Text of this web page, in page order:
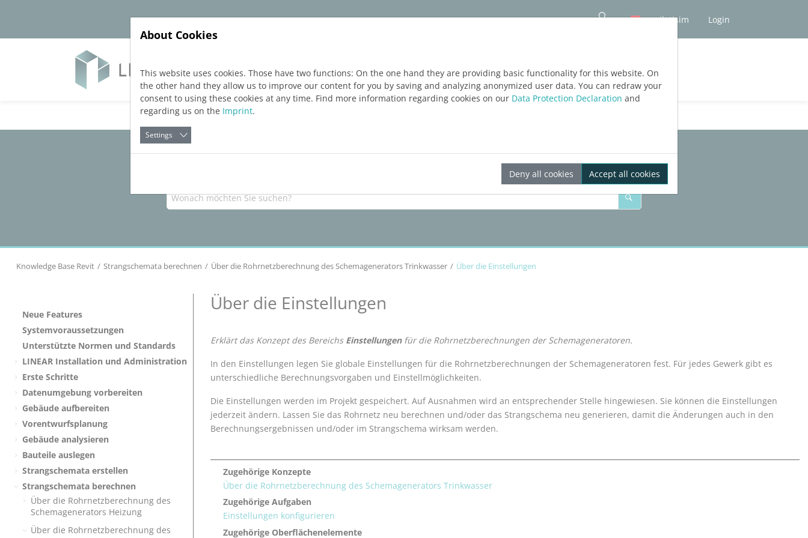
iletişim
Login
Yazılım Servisler Blog ÜCRETSIZ DENEME
Knowledge Base Revit Strangschemata berechnen Über die Rohrnetzberechnung des Schemagenerators Trinkwasser Über die Einstellungen
Neue Features
Systemvoraussetzungen
Unterstützte Normen und Standards
LINEAR Installation und Administration
Erste Schritte
Datenumgebung vorbereiten
Gebäude aufbereiten
Vorentwurfsplanung
Gebäude analysieren
Bauteile auslegen
Strangschemata erstellen
Strangschemata berechnen
Über die Rohrnetzberechnung des
Schemagenerators Heizung
Über die Rohrnetzberechnung des
Über die Einstellungen
Erklärt das Konzept des Bereichs Einstellungenfür die Rohrnetzberechnungen der Schemageneratoren.
In den Einstellungen legen Sie globale Einstellungen für die Rohrnetzberechnungen der Schemageneratoren fest. Für jedes Gewerk gibt es
unterschiedliche Berechnungsvorgaben und Einstellmöglichkeiten.
Die Einstellungen werden im Projekt gespeichert. Auf Ausnahmen wird an entsprechender Stelle hingewiesen. Sie können die Einstellungen
jederzeit ändern. Lassen Sie das Rohrnetz neu berechnen und/oder das Strangschema neu generieren, damit die Änderungen auch in den
Berechnungsergebnissen und/oder im Strangschema wirksam werden.
Zugehörige Konzepte
Über die Rohrnetzberechnung des Schemagenerators Trinkwasser
Zugehörige Aufgaben
Einstellungen konfigurieren
Zugehörige Oberflächenelemente
About Cookies
This website uses cookies. Those have two functions: On the one hand they are providing basic functionality for this website. On
the other hand they allow us to improve our content for you by saving and analyzing anonymized user data. You can redraw your
consent to using these cookies at any time. Find more information regarding cookies on our Data Protection Declaration and
regarding us on the Imprint.
Settings
Deny all cookies Accept all cookies